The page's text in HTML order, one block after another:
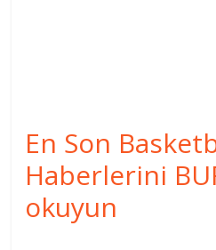
En Son
Haberlerini
okuyun